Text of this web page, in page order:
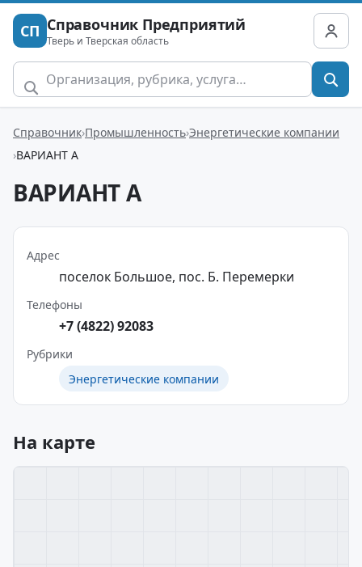
СП Справочник Предприятий
Тверь и Тверская область
Справочник Промышленность Энергетические компании
ВАРИАНТ А
ВАРИАНТ А
Адрес
поселок Большое, пос. Б. Перемерки
Телефоны
+7 (4822) 92083
Рубрики
Энергетические компании
На карте